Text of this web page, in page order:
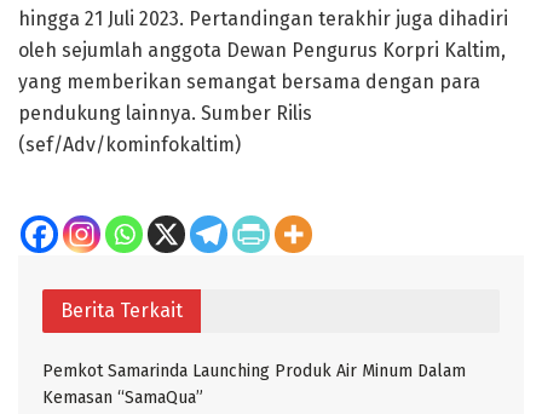
hingga 21 Juli 2023. Pertandingan terakhir juga dihadiri
oleh sejumlah anggota Dewan Pengurus Korpri Kaltim,
yang memberikan semangat bersama dengan para
pendukung lainnya. Sumber Rilis
(sef/Adv/kominfokaltim)
Berita Terkait
Pemkot Samarinda Launching Produk Air Minum Dalam
Kemasan “SamaQua”